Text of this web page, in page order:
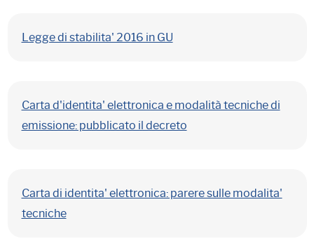
Legge di stabilita' 2016 in GU
Carta d'identita' elettronica e modalità tecniche di
emissione: pubblicato il decreto
Carta di identita' elettronica: parere sulle modalita'
tecniche